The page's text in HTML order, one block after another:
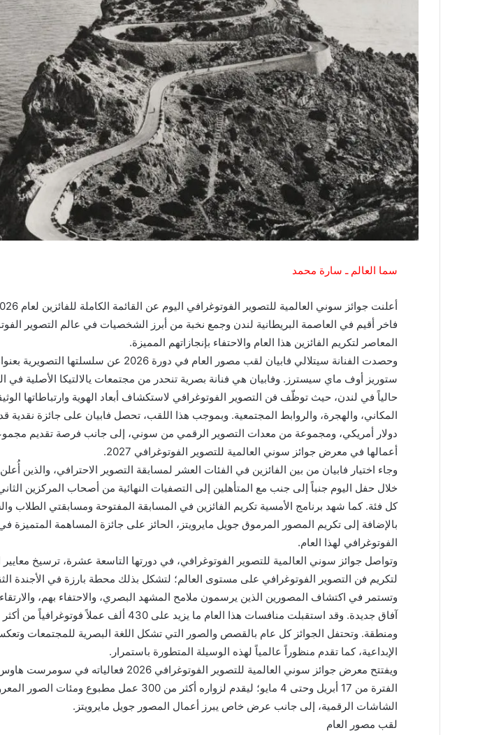
سما العالم ـ سارة محمد
فاخر أقيم في العاصمة البريطانية لندن وجمع نخبة من أبرز الشخصيات في عالم التصوير
المعاصر لتكريم الفائزين هذا العام والاحتفاء بإنجازاتهم المميزة.
وحصدت الفنانة سيتلالي فابيان لقب مصور العام في دورة 2026 عن سلسلتها
ستوريز أوف ماي سيسترز. وفابيان هي فنانة بصرية تنحدر من مجتمعات يالالتيكا الأصلية في
حالياً في لندن، حيث توظّف فن التصوير الفوتوغرافي لاستكشاف أبعاد الهوية وارتباطاتها
دولار أمريكي، ومجموعة من معدات التصوير الرقمي من سوني، إلى جانب فرصة تقديم
أعمالها في معرض جوائز سوني العالمية للتصوير الفوتوغرافي 2027.
وجاء اختيار فابيان من بين الفائزين في الفئات العشر لمسابقة التصوير الاحترافي، والذين
خلال حفل اليوم جنباً إلى جنب مع المتأهلين إلى التصفيات النهائية من أصحاب المركزين
كل فئة. كما شهد برنامج الأمسية تكريم الفائزين في المسابقة المفتوحة ومسابقتي الطلاب
بالإضافة إلى تكريم المصور المرموق جويل مايرويتز، الحائز على جائزة المساهمة المتميزة
الفوتوغرافي لهذا العام.
وتواصل جوائز سوني العالمية للتصوير الفوتوغرافي، في دورتها التاسعة عشرة، ترسيخ معايير
لتكريم فن التصوير الفوتوغرافي على مستوى العالم؛ لتشكل بذلك محطة بارزة في الأجندة
وتستمر في اكتشاف المصورين الذين يرسمون ملامح المشهد البصري، والاحتفاء بهم،
ومنطقة. وتحتفل الجوائز كل عام بالقصص والصور التي تشكل اللغة البصرية للمجتمعات
الإبداعية، كما تقدم منظوراً عالمياً لهذه الوسيلة المتطورة باستمرار.
ويفتتح معرض جوائز سوني العالمية للتصوير الفوتوغرافي 2026
الفترة من 17 أبريل وحتى 4 مايو؛ ليقدم لزواره أكثر من 300 عمل مطبوع
الشاشات الرقمية، إلى جانب عرض خاص يبرز أعمال المصور جويل مايرويتز.
لقب مصور العام